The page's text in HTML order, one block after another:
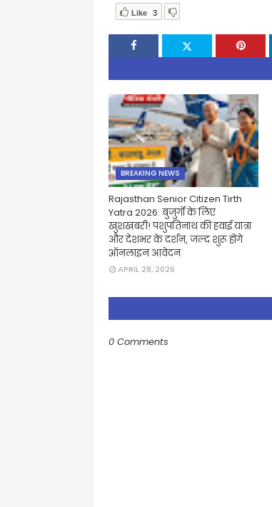
Like 3
BREAKING NEWS
Rajasthan Senior Citizen Tirth
Yatra 2026: बुजुर्गों के लिए
खुशखबरी! पशुपतिनाथ की हवाई यात्रा
और देशभर के दर्शन, जल्द शुरू होंगे
ऑनलाइन आवेदन
APRIL 28, 2026
0 Comments